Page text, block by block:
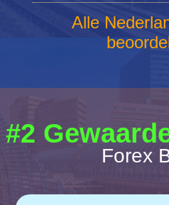
Alle
#2
Forex